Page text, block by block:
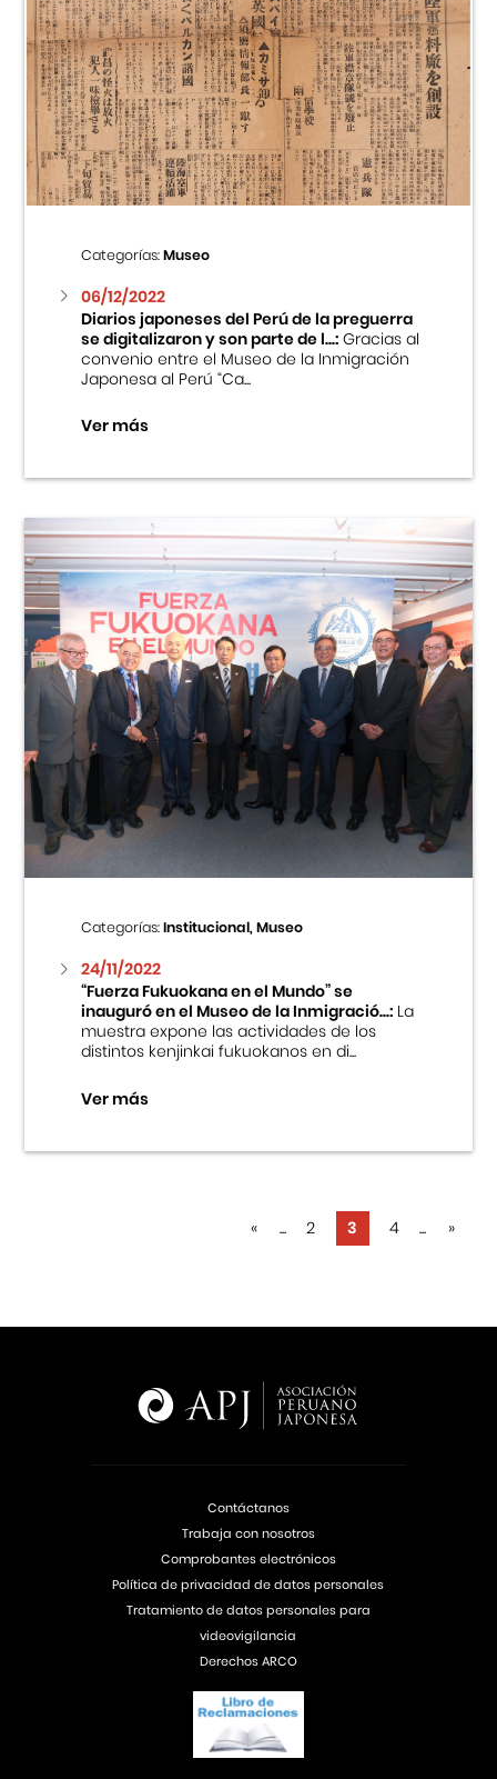
Categorías:Museo
06/12/2022
Diarios japoneses del Perú de la preguerra
se digitalizaron y son parte de l...:Gracias al
convenio entre el Museo de la Inmigración
Japonesa al Perú “Ca...
Ver más
Categorías:Institucional, Museo
24/11/2022
“Fuerza Fukuokana en el Mundo” se
inauguró en el Museo de la Inmigració...:La
muestra expone las actividades de los
distintos kenjinkai fukuokanos en di...
Ver más
« ... 2 3 4 ... »
Contáctanos
Trabaja con nosotros
Comprobantes electrónicos
Política de privacidad de datos personales
Tratamiento de datos personales para
videovigilancia
Derechos ARCO